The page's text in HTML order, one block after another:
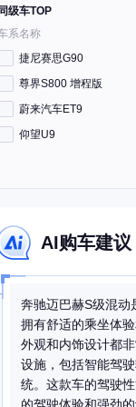
级车TOP
系名称
捷尼赛思G90
尊界S800 增程版
蔚来汽车ET9
仰望U9
AI购车建议
奔驰迈巴赫S级混动
拥有舒适的乘坐体
外观和内饰设计都
设施，包括智能驾
统。这款车的驾驶